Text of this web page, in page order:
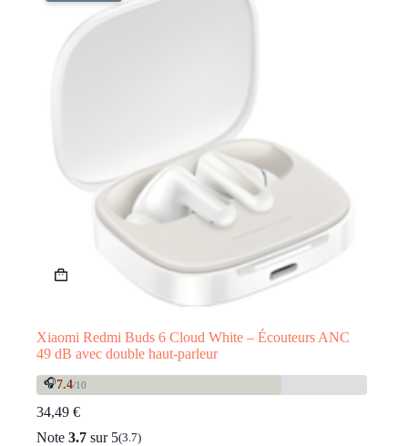
Xiaomi Redmi Buds 6 Cloud White – Écouteurs ANC
49 dB avec double haut-parleur
🎧7.4/10
34,49 €
Note 3.7 sur 5(3.7)